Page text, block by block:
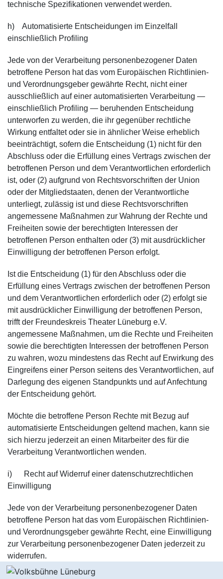
technische Spezifikationen verwendet werden.
h) Automatisierte Entscheidungen im Einzelfall
einschließlich Profiling
Jede von der Verarbeitung personenbezogener Daten
betroffene Person hat das vom Europäischen Richtlinien-
und Verordnungsgeber gewährte Recht, nicht einer
ausschließlich auf einer automatisierten Verarbeitung —
einschließlich Profiling — beruhenden Entscheidung
unterworfen zu werden, die ihr gegenüber rechtliche
Wirkung entfaltet oder sie in ähnlicher Weise erheblich
beeinträchtigt, sofern die Entscheidung (1) nicht für den
Abschluss oder die Erfüllung eines Vertrags zwischen der
betroffenen Person und dem Verantwortlichen erforderlich
ist, oder (2) aufgrund von Rechtsvorschriften der Union
oder der Mitgliedstaaten, denen der Verantwortliche
unterliegt, zulässig ist und diese Rechtsvorschriften
angemessene Maßnahmen zur Wahrung der Rechte und
Freiheiten sowie der berechtigten Interessen der
betroffenen Person enthalten oder (3) mit ausdrücklicher
Einwilligung der betroffenen Person erfolgt.
Ist die Entscheidung (1) für den Abschluss oder die
Erfüllung eines Vertrags zwischen der betroffenen Person
und dem Verantwortlichen erforderlich oder (2) erfolgt sie
mit ausdrücklicher Einwilligung der betroffenen Person,
trifft der Freundeskreis Theater Lüneburg e.V.
angemessene Maßnahmen, um die Rechte und Freiheiten
sowie die berechtigten Interessen der betroffenen Person
zu wahren, wozu mindestens das Recht auf Erwirkung des
Eingreifens einer Person seitens des Verantwortlichen, auf
Darlegung des eigenen Standpunkts und auf Anfechtung
der Entscheidung gehört.
Möchte die betroffene Person Rechte mit Bezug auf
automatisierte Entscheidungen geltend machen, kann sie
sich hierzu jederzeit an einen Mitarbeiter des für die
Verarbeitung Verantwortlichen wenden.
i) Recht auf Widerruf einer datenschutzrechtlichen
Einwilligung
Jede von der Verarbeitung personenbezogener Daten
betroffene Person hat das vom Europäischen Richtlinien-
und Verordnungsgeber gewährte Recht, eine Einwilligung
zur Verarbeitung personenbezogener Daten jederzeit zu
widerrufen.